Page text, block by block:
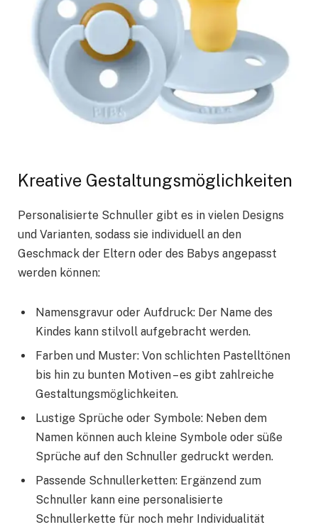
Kreative Gestaltungsmöglichkeiten
Personalisierte Schnuller gibt es in vielen Designs
und Varianten, sodass sie individuell an den
Geschmack der Eltern oder des Babys angepasst
werden können:
Namensgravur oder Aufdruck: Der Name des
Kindes kann stilvoll aufgebracht werden.
Farben und Muster: Von schlichten Pastelltönen
bis hin zu bunten Motiven – es gibt zahlreiche
Gestaltungsmöglichkeiten.
Lustige Sprüche oder Symbole: Neben dem
Namen können auch kleine Symbole oder süße
Sprüche auf den Schnuller gedruckt werden.
Passende Schnullerketten: Ergänzend zum
Schnuller kann eine personalisierte
Schnullerkette für noch mehr Individualität